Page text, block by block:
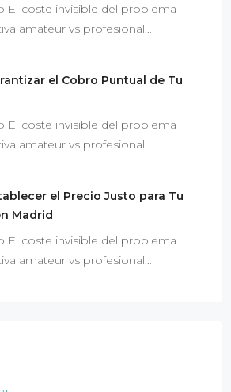
El coste invisible del problema
amateur vs profesional…
el Cobro Puntual de Tu
El coste invisible del problema
amateur vs profesional…
el Precio Justo para Tu
Madrid
El coste invisible del problema
amateur vs profesional…